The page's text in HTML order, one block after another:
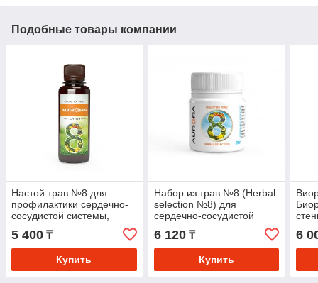
Подобные товары компании
Настой трав №8 для
профилактики сердечно-
сосудистой системы,
компания Аврора
5 400 ₸
Купить
Набор из трав №8 (Herbal
selection №8) для
сердечно-сосудистой
системы с прополисом и
маточным молочком, 20 г
6 120₸
Купить
6